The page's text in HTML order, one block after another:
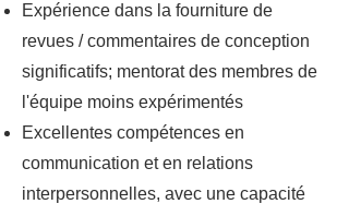
Expérience dans la fourniture de
revues / commentaires de conception
significatifs; mentorat des membres de
l'équipe moins expérimentés
Excellentes compétences en
communication et en relations
interpersonnelles, avec une capacité